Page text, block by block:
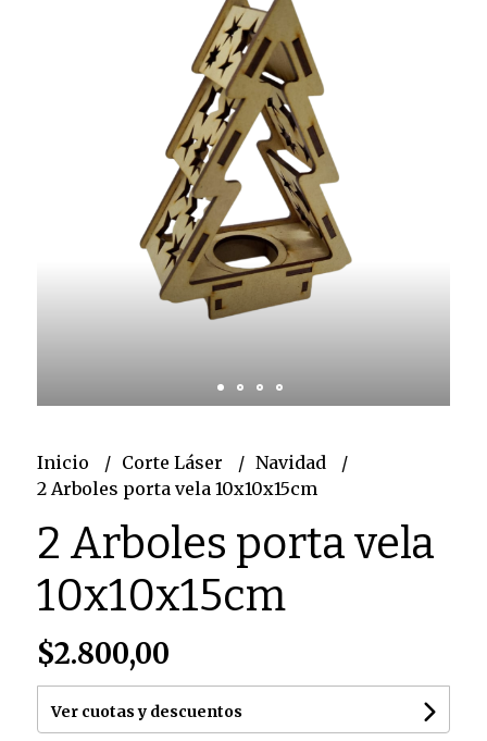
Inicio Corte Láser
Navidad
2 Arboles porta vela 10x10x15cm
2 Arboles porta vela
10x10x15cm
$2.800,00
Ver cuotas y descuentos